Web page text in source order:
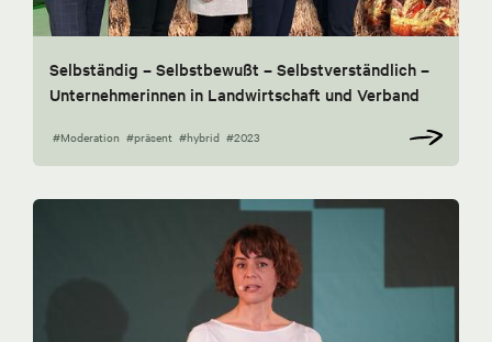
Selbständig – Selbstbewußt – Selbstverständlich –
Unternehmerinnen in Landwirtschaft und Verband
#Moderation #präsent #hybrid #2023